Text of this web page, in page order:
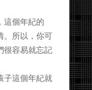
個年紀的
。所以，你可
很容易就忘記
這個年紀就